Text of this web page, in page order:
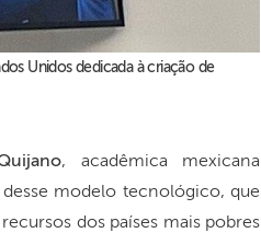
Unidos dedicada à criação de
, acadêmica mexicana
desse modelo tecnológico, que
dos países mais pobres